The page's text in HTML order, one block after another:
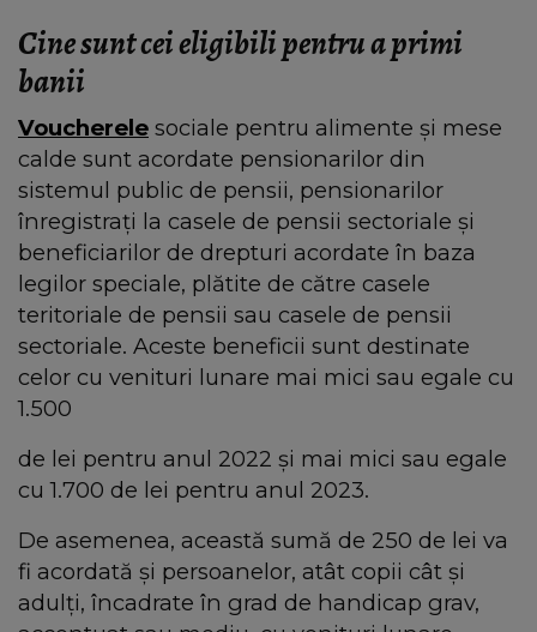
Cine sunt cei eligibili pentru a primi
banii
Voucherele sociale pentru alimente și mese
calde sunt acordate pensionarilor din
sistemul public de pensii, pensionarilor
înregistrați la casele de pensii sectoriale și
beneficiarilor de drepturi acordate în baza
legilor speciale, plătite de către casele
teritoriale de pensii sau casele de pensii
sectoriale. Aceste beneficii sunt destinate
celor cu venituri lunare mai mici sau egale cu
1.500
de lei pentru anul 2022 și mai mici sau egale
cu 1.700 de lei pentru anul 2023.
De asemenea, această sumă de 250 de lei va
fi acordată și persoanelor, atât copii cât și
adulți, încadrate în grad de handicap grav,